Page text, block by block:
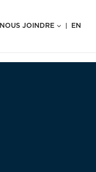
NOUS JOINDRE EN